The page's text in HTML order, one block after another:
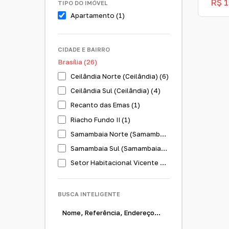
TIPO DO IMÓVEL
Apartamento (1)
CIDADE E BAIRRO
Brasília (26)
Ceilândia Norte (Ceilândia) (6)
Ceilândia Sul (Ceilândia) (4)
Recanto das Emas (1)
Riacho Fundo II (1)
Samambaia Norte (Samambaia) (1)
Samambaia Sul (Samambaia) (2)
Setor Habitacional Vicente Pires (5)
Setor Leste (Vila Estrutural) (1)
Sul (Águas Claras) (1)
BUSCA INTELIGENTE
R$